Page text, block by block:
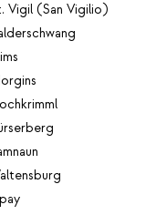
Vigil (San Vigilio)